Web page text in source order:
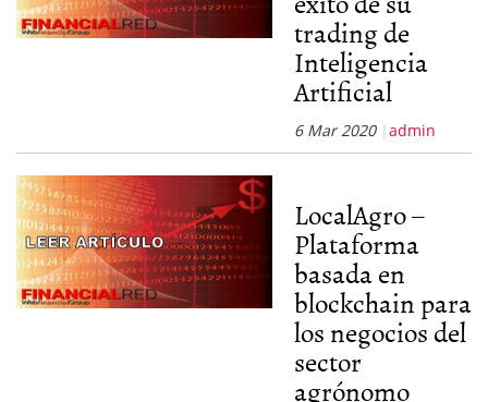
trading de
Inteligencia
Artificial
6 Mar 2020 admin
LocalAgro –
Plataforma
basada en
blockchain para
los negocios del
sector
agrónomo